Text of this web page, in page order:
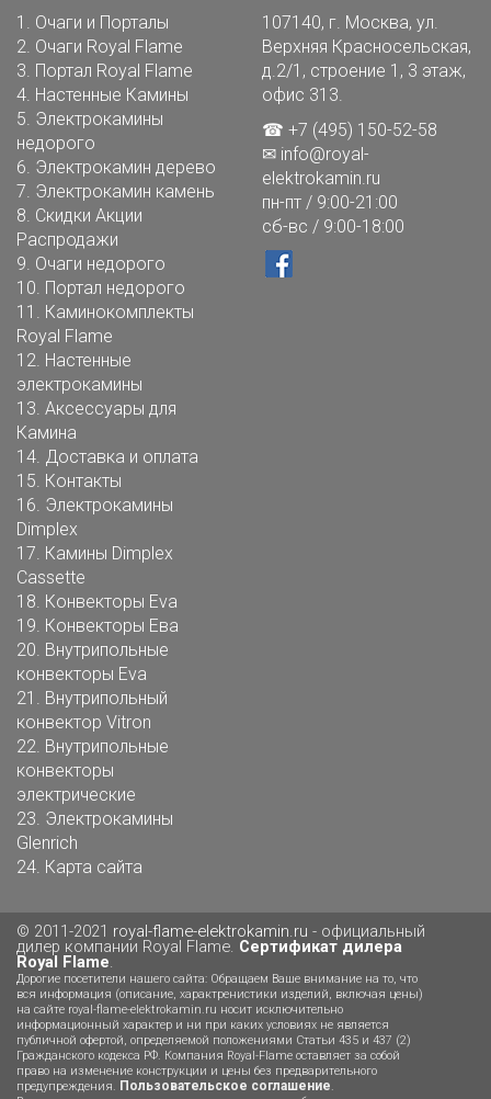
1. Очаги и Порталы
2. Очаги Royal Flame
3. Портал Royal Flame
4. Настенные Камины
5. Электрокамины
недорого
6. Электрокамин дерево
7. Электрокамин камень
8. Скидки Акции
Распродажи
9. Очаги недорого
10. Портал недорого
11. Каминокомплекты
Royal Flame
12. Настенные
электрокамины
13. Аксессуары для
Камина
14. Доставка и оплата
15. Контакты
16. Электрокамины
Dimplex
17. Камины Dimplex
Cassette
18. Конвекторы Eva
19. Конвекторы Ева
20. Внутрипольные
конвекторы Eva
21. Внутрипольный
конвектор Vitron
22. Внутрипольные
конвекторы
электрические
23. Электрокамины
Glenrich
24. Карта сайта
107140, г. Москва, ул.
Верхняя Красносельская,
д.2/1, строение 1, 3 этаж,
офис 313.
☎ +7 (495) 150-52-58
✉ info@royal-
elektrokamin.ru
пн-пт / 9:00-21:00
сб-вс / 9:00-18:00
© 2011-2021 royal-flame-elektrokamin.ru - официальный
дилер компании Royal Flame. Сертификат дилера
Royal Flame.
Дорогие посетители нашего сайта: Обращаем Ваше внимание на то, что
вся информация (описание, характренистики изделий, включая цены)
на сайте royal-flame-elektrokamin.ru носит исключительно
информационный характер и ни при каких условиях не является
публичной офертой, определяемой положениями Статьи 435 и 437 (2)
Гражданского кодекса РФ. Компания Royal-Flame оставляет за собой
право на изменение конструкции и цены без предварительного
предупреждения. Пользовательское соглашение.